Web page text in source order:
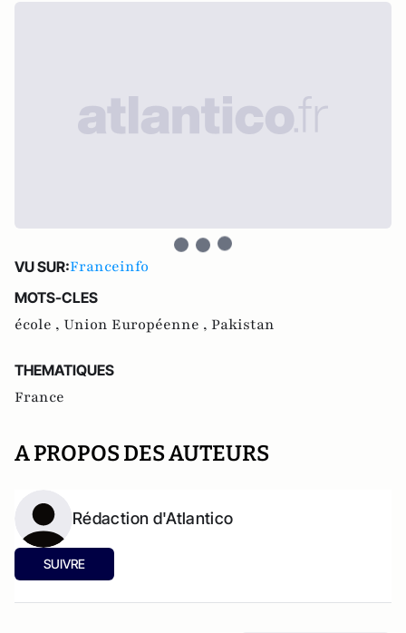
VU SUR:Franceinfo
MOTS-CLES
école , Union Européenne , Pakistan
THEMATIQUES
France
A PROPOS DES AUTEURS
Rédaction d'Atlantico
SUIVRE